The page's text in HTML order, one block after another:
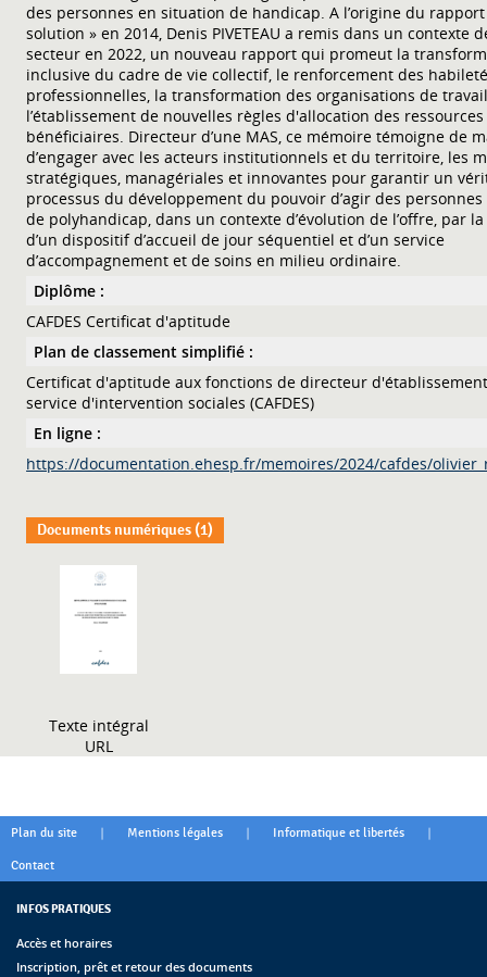
des personnes en situation de handicap. A l’origine du rapport
solution » en 2014, Denis PIVETEAU a remis dans un contexte
secteur en 2022, un nouveau rapport qui promeut la
inclusive du cadre de vie collectif, le renforcement des
professionnelles, la transformation des organisations de
l’établissement de nouvelles règles d'allocation des
bénéficiaires. Directeur d’une MAS, ce mémoire témoigne de
d’engager avec les acteurs institutionnels et du territoire, les
stratégiques, managériales et innovantes pour garantir un
processus du développement du pouvoir d’agir des
de polyhandicap, dans un contexte d’évolution de l’offre, par
d’un dispositif d’accueil de jour séquentiel et d’un service
d’accompagnement et de soins en milieu ordinaire.
Diplôme :
CAFDES Certificat d'aptitude
Plan de classement simplifié :
Certificat d'aptitude aux fonctions de directeur
service d'intervention sociales (CAFDES)
En ligne :
https://documentation.ehesp.fr/memoires/2024/cafdes/
Documents numériques (1)
Texte intégral
URL
Plan du site | Mentions légales | Informatique et libertés |
Contact
INFOS PRATIQUES
Accès et horaires
Inscription, prêt et retour des documents